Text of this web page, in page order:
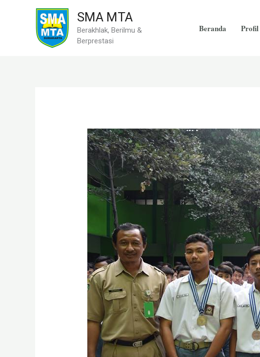
SMA MTA
Berakhlak, Berilmu &
Berprestasi
Beranda Profil